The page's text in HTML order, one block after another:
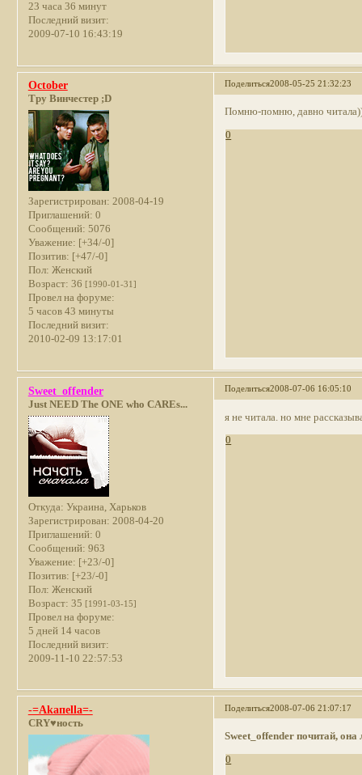
23 часа 36 минут
Последний визит:
2009-07-10 16:43:19
Поделиться2008-05-25 21:32:23
October
Тру Винчестер ;D
Зарегистрирован: 2008-04-19
Приглашений: 0
Сообщений: 5076
Уважение: [+34/-0]
Позитив: [+47/-0]
Пол: Женский
Возраст: 36 [1990-01-31]
Провел на форуме:
5 часов 43 минуты
Последний визит:
2010-02-09 13:17:01
Помню-помню, давно
0
Поделиться2008-07-06 16:05:10
Sweet_offender
Just NEED The ONE who CAREs...
Откуда: Украина, Харьков
Зарегистрирован: 2008-04-20
Приглашений: 0
Сообщений: 963
Уважение: [+23/-0]
Позитив: [+23/-0]
Пол: Женский
Возраст: 35 [1991-03-15]
Провел на форуме:
5 дней 14 часов
Последний визит:
2009-11-10 22:57:53
я не читала. но мне
0
Поделиться2008-07-06 21:07:17
-=Akaпella=-
CRY♥ность
Sweet_offender почитай, она
0